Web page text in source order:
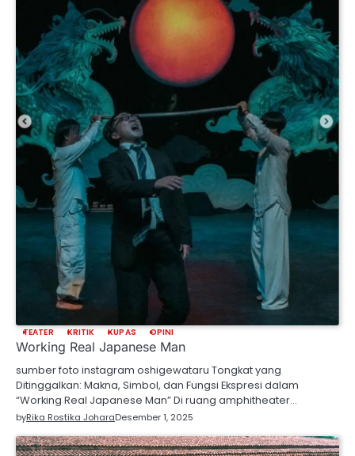
TEATER KRITIK KUPAS OPINI
Working Real Japanese Man
sumber foto instagram oshigewataru Tongkat yang
Ditinggalkan: Makna, Simbol, dan Fungsi Ekspresi dalam
“Working Real Japanese Man” Di ruang amphitheater…
byRika Rostika JoharaDesember 1, 2025